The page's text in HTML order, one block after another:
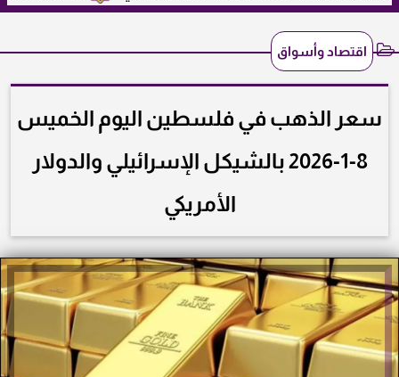
اقتصاد وأسواق
سعر الذهب في فلسطين اليوم الخميس
8-1-2026 بالشيكل الإسرائيلي والدولار
الأمريكي